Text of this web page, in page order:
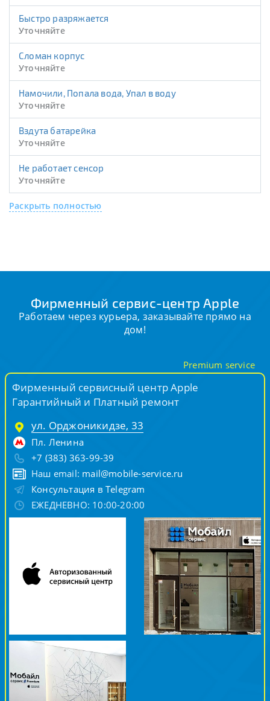
Быстро разряжается
Уточняйте
Сломан корпус
Уточняйте
Намочили, Попала вода, Упал в воду
Уточняйте
Вздута батарейка
Уточняйте
Не работает сенсор
Уточняйте
Раскрыть полностью
Фирменный сервис-центр Apple
Работаем через курьера, заказывайте прямо на
дом!
Фирменный сервисный центр Apple
Гарантийный и Платный ремонт
ул. Орджоникидзе, 33
Пл. Ленина
+7 (383) 363-99-39
Наш email: mail@mobile-service.ru
Консультация в Telegram
ЕЖЕДНЕВНО: 10:00-20:00
Premium service